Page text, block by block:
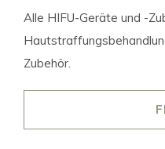
Alle HIFU-Geräte und -
Zubehör.